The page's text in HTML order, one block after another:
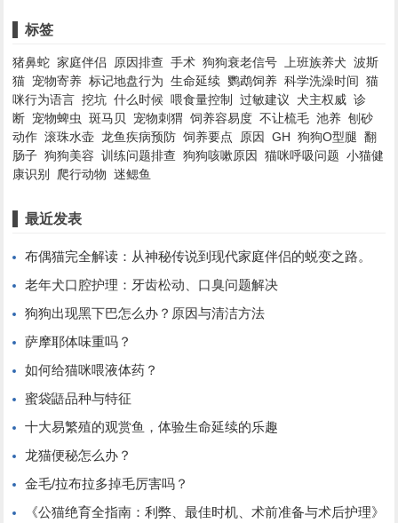
标签
猪鼻蛇 家庭伴侣 原因排查 手术 狗狗衰老信号 上班族养犬 波斯
猫 宠物寄养 标记地盘行为 生命延续 鹦鹉饲养 科学洗澡时间 猫
咪行为语言 挖坑 什么时候 喂食量控制 过敏建议 犬主权威 诊
断 宠物蜱虫 斑马贝 宠物刺猬 饲养容易度 不让梳毛 池养 刨砂
动作 滚珠水壶 龙鱼疾病预防 饲养要点 原因 GH 狗狗O型腿 翻
肠子 狗狗美容 训练问题排查 狗狗咳嗽原因 猫咪呼吸问题 小猫健
康识别
爬行动物 迷鳃鱼
最近发表
布偶猫完全解读：从神秘传说到现代家庭伴侣的蜕变之路。
老年犬口腔护理：牙齿松动、口臭问题解决
狗狗出现黑下巴怎么办？原因与清洁方法
萨摩耶体味重吗？
如何给猫咪喂液体药？
蜜袋鼯品种与特征
十大易繁殖的观赏鱼，体验生命延续的乐趣
龙猫便秘怎么办？
金毛/拉布拉多掉毛厉害吗？
《公猫绝育全指南：利弊、最佳时机、术前准备与术后护理》